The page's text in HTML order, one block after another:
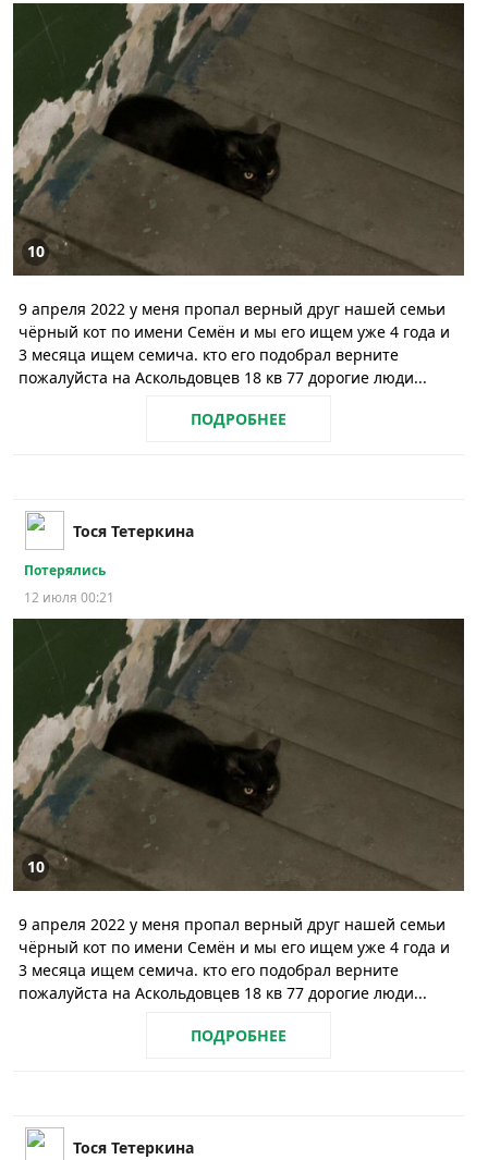
10
9 апреля 2022 у меня пропал верный друг нашей семьи
чёрный кот по имени Семён и мы его ищем уже 4 года и
3 месяца ищем семича. кто его подобрал верните
пожалуйста на Аскольдовцев 18 кв 77 дорогие люди...
ПОДРОБНЕЕ
Тося Тетеркина
Потерялись
12 июля 00:21
10
9 апреля 2022 у меня пропал верный друг нашей семьи
чёрный кот по имени Семён и мы его ищем уже 4 года и
3 месяца ищем семича. кто его подобрал верните
пожалуйста на Аскольдовцев 18 кв 77 дорогие люди...
ПОДРОБНЕЕ
Тося Тетеркина